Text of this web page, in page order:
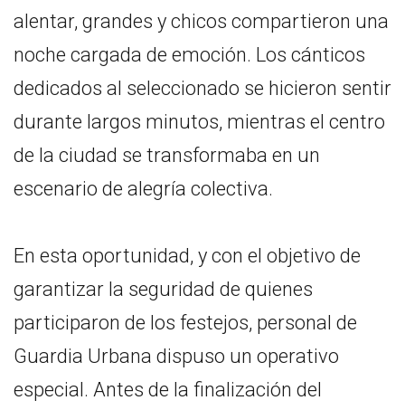
alentar, grandes y chicos compartieron una
noche cargada de emoción. Los cánticos
dedicados al seleccionado se hicieron sentir
durante largos minutos, mientras el centro
de la ciudad se transformaba en un
escenario de alegría colectiva.
En esta oportunidad, y con el objetivo de
garantizar la seguridad de quienes
participaron de los festejos, personal de
Guardia Urbana dispuso un operativo
especial. Antes de la finalización del